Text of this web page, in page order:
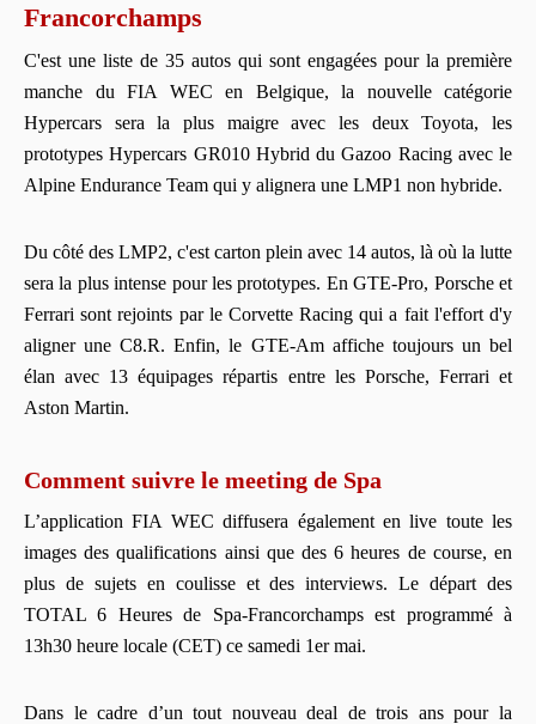
Francorchamps
C'est une liste de 35 autos qui sont engagées pour la première
manche du FIA WEC en Belgique, la nouvelle catégorie
Hypercars sera la plus maigre avec les deux Toyota, les
prototypes Hypercars GR010 Hybrid du Gazoo Racing avec le
Alpine Endurance Team qui y alignera une LMP1 non hybride.
Du côté des LMP2, c'est carton plein avec 14 autos, là où la lutte
sera la plus intense pour les prototypes. En GTE-Pro, Porsche et
Ferrari sont rejoints par le Corvette Racing qui a fait l'effort d'y
aligner une C8.R. Enfin, le GTE-Am affiche toujours un bel
élan avec 13 équipages répartis entre les Porsche, Ferrari et
Aston Martin.
Comment suivre le meeting de Spa
L’application FIA WEC diffusera également en live toute les
images des qualifications ainsi que des 6 heures de course, en
plus de sujets en coulisse et des interviews. Le départ des
TOTAL 6 Heures de Spa-Francorchamps est programmé à
13h30 heure locale (CET) ce samedi 1er mai.
Dans le cadre d’un tout nouveau deal de trois ans pour la